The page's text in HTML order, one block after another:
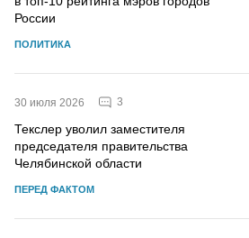
России
ПОЛИТИКА
30 июля 2026 3
Текслер уволил заместителя
председателя правительства
Челябинской области
ПЕРЕД ФАКТОМ